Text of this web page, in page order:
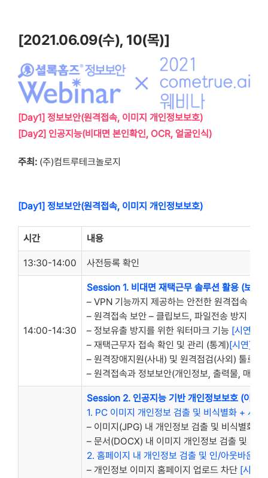
[2021.06.09(수), 10(목)]
[Day1] 정보보안(원격접속, 이 미지 개인정보보호)
[Day2] 인공지능(비대면 본인확인, OCR, 얼굴인식)
주최: (주)컴트루테크놀로지
[Day1] 정보보안(원격접속, 이미지 개인정보보호)
시간 내용
13:30-14:00 사전등록 확인
14:00-14:30
Session 1. 비대면 재택근무 솔루션 활용 (보안
– VPN 기능까지 제공하는 안전한 원격접속 방식
– 원격접속 보안 – 클립보드, 파일전송 방지
– 정보유출 방지를 위한 워터마크 기능 [시연]
– 재택근무자 접속 확인 및 관리 (통계)[시연]
– 원격장애지원(사내) 및 원격점검(사외) 툴로
– 원격접속과 정보보안(개인정보, 출력물, 매체
Session 2. 인공지능 기반 개인정보보호 (이미
1. PC 이미지 개인정보 검출 및 비식별화 + 시연
– 이미지(JPG) 내 개인정보 검출 및 비식별화
– 문서(DOCX) 내 이미지 개인정보 검출 및 비
2. 홈페이지 내 개인정보 검출 및 인/아웃바운드
– 개인정보 이미지 홈페이지 업로드 차단 [시연]